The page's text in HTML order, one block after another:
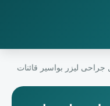
لیزر بواسیر قائنات